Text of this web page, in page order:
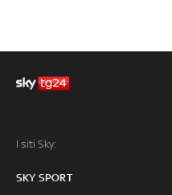
I siti Sky:
SKY SPORT